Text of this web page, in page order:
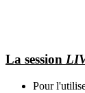
La session
Pour